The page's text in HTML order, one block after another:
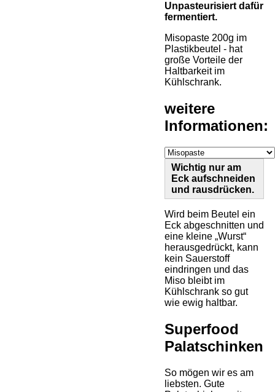
Unpasteurisiert dafür
fermentiert.
Misopaste 200g im
Plastikbeutel - hat
große Vorteile der
Haltbarkeit im
Kühlschrank.
weitere
Informationen:
Wichtig nur am
Eck aufschneiden
und rausdrücken.
Wird beim Beutel ein
Eck abgeschnitten und
eine kleine „Wurst“
herausgedrückt, kann
kein Sauerstoff
eindringen und das
Miso bleibt im
Kühlschrank so gut
wie ewig haltbar.
Superfood
Palatschinken
So mögen wir es am
liebsten. Gute